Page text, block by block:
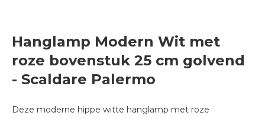
Hanglamp Modern Wit met
roze bovenstuk 25 cm golvend
- Scaldare Palermo
Deze moderne hippe witte hanglamp met roze